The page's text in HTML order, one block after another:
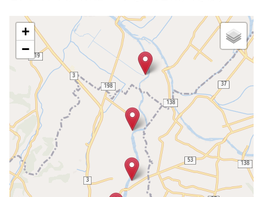
+
−